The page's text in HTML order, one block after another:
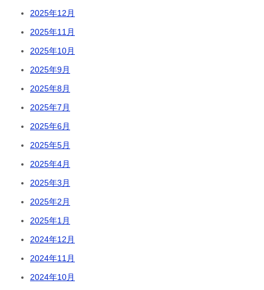
2025年12月
2025年11月
2025年10月
2025年9月
2025年8月
2025年7月
2025年6月
2025年5月
2025年4月
2025年3月
2025年2月
2025年1月
2024年12月
2024年11月
2024年10月